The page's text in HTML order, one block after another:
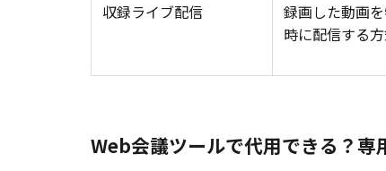
収録ライブ配信
録画した動画
時に配信する
Web会議ツールで代用できる？専